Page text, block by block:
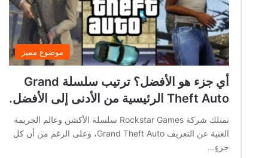
موضوع مميز
أي جزء هو الأفضل؟ ترتيب سلسلة Grand
Theft Auto الرئيسية من الأدنى إلى الأفضل.
تمتلك شركة Rockstar Games سلسلة الأكشن وعالم الجريمة
الغنية عن التعريف Grand Theft Auto، وعلى الرغم من أن كل
جزءٍ…